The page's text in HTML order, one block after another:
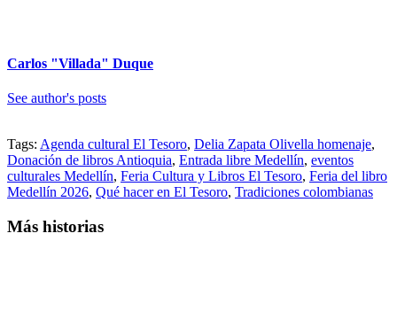
Carlos "Villada" Duque
See author's posts
Tags: Agenda cultural El Tesoro, Delia Zapata Olivella homenaje,
Donación de libros Antioquia, Entrada libre Medellín, eventos
culturales Medellín, Feria Cultura y Libros El Tesoro, Feria del libro
Medellín 2026, Qué hacer en El Tesoro, Tradiciones colombianas
Más historias